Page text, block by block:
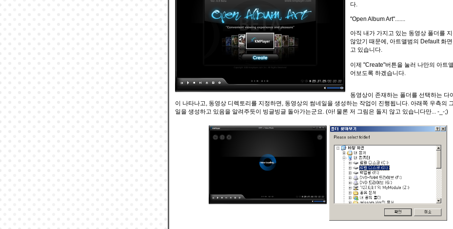
다.
"Open Album Art".......
아직 내가 가지고 있는 동영상 폴더를 지
않았기 때문에, 아트앨범의 Default 화
고 있습니다.
이제 "Create"버튼을 눌러 나만의 아트
어보도록 하겠습니다.
동영상이 존재하는 폴더를 선택하는 다
이 나타나고, 동영상 디렉토리를 지정하면, 동영상의 썸네일을 생성하는 작업이 진행됩니다. 아래쪽 우측의
일을 생성하고 있음을 알려주듯이 빙글빙글 돌아가는군요. (아! 물론 저 그림은 돌지 않고 있습니다만... -_-;)